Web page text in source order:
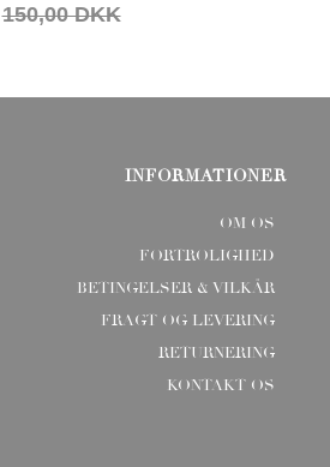
150,00 DKK
INFORMATIONER
OM OS
FORTROLIGHED
BETINGELSER & VILKÅR
FRAGT OG LEVERING
RETURNERING
KONTAKT OS